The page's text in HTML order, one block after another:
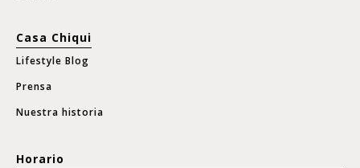
Casa Chiqui
Lifestyle Blog
Prensa
Nuestra historia
Horario